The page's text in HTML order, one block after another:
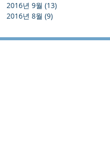
2016년 9월 (13)
2016년 8월 (9)